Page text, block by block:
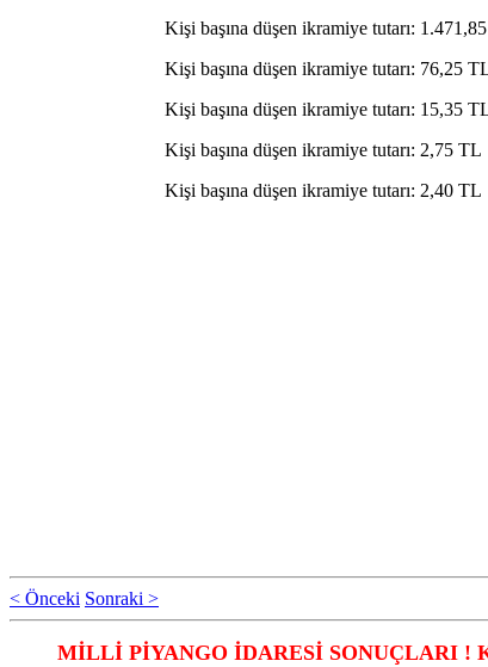
Kişi başına düşen ikramiye tutarı:
Kişi başına düşen ikramiye tutarı: 76,25
Kişi başına düşen ikramiye tutarı: 15,35
Kişi başına düşen ikramiye tutarı: 2,75 TL
Kişi başına düşen ikramiye tutarı: 2,40 TL
< Önceki Sonraki >
MİLLİ PİYANGO İDARESİ SONUÇLARI !